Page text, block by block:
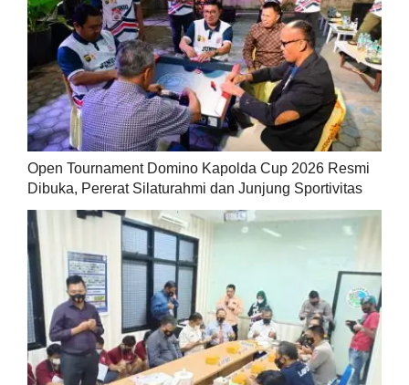
Open Tournament Domino Kapolda Cup 2026 Resmi
Dibuka, Pererat Silaturahmi dan Junjung Sportivitas